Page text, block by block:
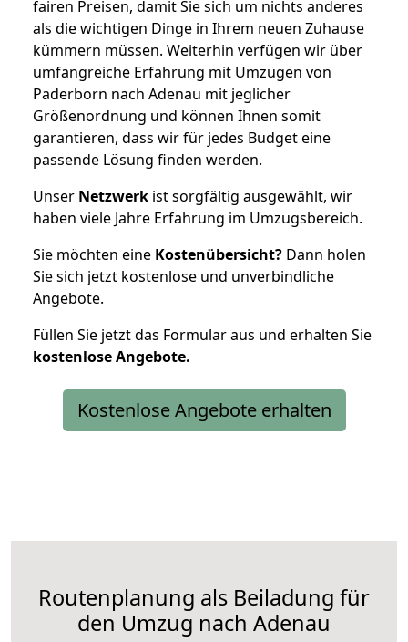
fairen Preisen, damit Sie sich um nichts anderes
als die wichtigen Dinge in Ihrem neuen Zuhause
kümmern müssen. Weiterhin verfügen wir über
umfangreiche Erfahrung mit Umzügen von
Paderborn nach Adenau mit jeglicher
Größenordnung und können Ihnen somit
garantieren, dass wir für jedes Budget eine
passende Lösung finden werden.
Unser Netzwerk ist sorgfältig ausgewählt, wir
haben viele Jahre Erfahrung im Umzugsbereich.
Sie möchten eine Kostenübersicht? Dann holen
Sie sich jetzt kostenlose und unverbindliche
Angebote.
Füllen Sie jetzt das Formular aus und erhalten Sie
kostenloseAngebote.
Kostenlose Angebote erhalten
Routenplanung als Beiladung für
den Umzug nach Adenau